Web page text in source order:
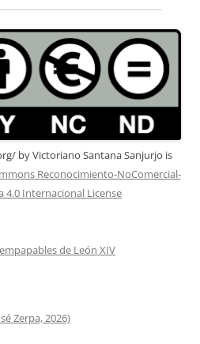
byVictoriano Santana Sanjurjo is
Reconocimiento-NoComercial-
4.0 Internacional License
de León XIV
Zerpa, 2026)